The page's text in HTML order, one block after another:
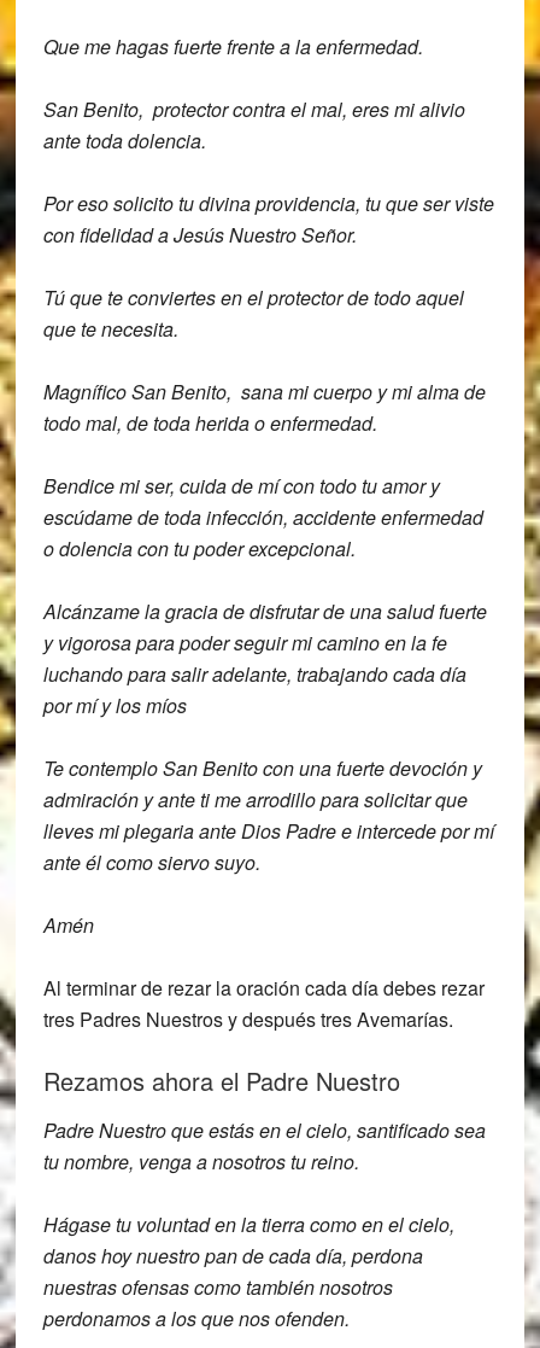
Que me hagas fuerte frente a la enfermedad.
San Benito, protector contra el mal, eres mi alivio
ante toda dolencia.
Por eso solicito tu divina providencia, tu que ser viste
con fidelidad a Jesús Nuestro Señor.
Tú que te conviertes en el protector de todo aquel
que te necesita.
Magnífico San Benito, sana mi cuerpo y mi alma de
todo mal, de toda herida o enfermedad.
Bendice mi ser, cuida de mí con todo tu amor y
escúdame de toda infección, accidente enfermedad
o dolencia con tu poder excepcional.
Alcánzame la gracia de disfrutar de una salud fuerte
y vigorosa para poder seguir mi camino en la fe
luchando para salir adelante, trabajando cada día
por mí y los míos
Te contemplo San Benito con una fuerte devoción y
admiración y ante ti me arrodillo para solicitar que
lleves mi plegaria ante Dios Padre e intercede por mí
ante él como siervo suyo.
Amén
Al terminar de rezar la oración cada día debes rezar
tres Padres Nuestros y después tres Avemarías.
Rezamos ahora el Padre Nuestro
Padre Nuestro que estás en el cielo, santificado sea
tu nombre, venga a nosotros tu reino.
Hágase tu voluntad en la tierra como en el cielo,
danos hoy nuestro pan de cada día, perdona
nuestras ofensas como también nosotros
perdonamos a los que nos ofenden.